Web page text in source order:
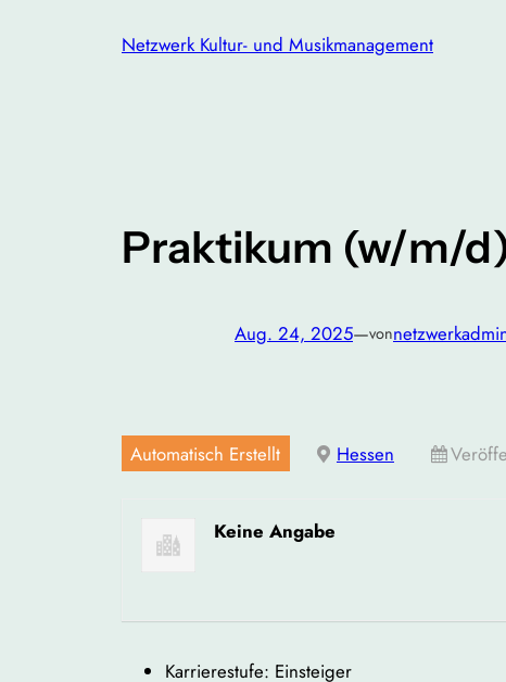
Netzwerk Kultur- und Musikmanagement
Praktikum (w/m/
Aug. 24, 2025—von
Automatisch Erstellt Hessen
Keine Angabe
Karrierestufe: Einsteiger